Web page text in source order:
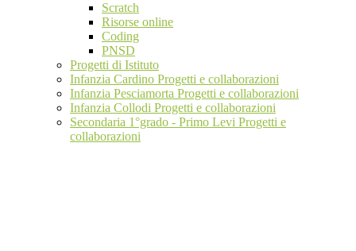
Scratch
Risorse online
Coding
PNSD
Progetti di Istituto
Infanzia Cardino Progetti e collaborazioni
Infanzia Pesciamorta Progetti e collaborazioni
Infanzia Collodi Progetti e collaborazioni
Secondaria 1°grado - Primo Levi Progetti e
collaborazioni